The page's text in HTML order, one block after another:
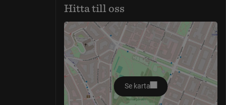
Hitta till oss
Se karta
öppnas i nytt fönster